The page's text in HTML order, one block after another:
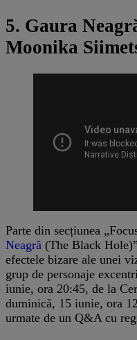
5. Gaura
Moonika
Parte din secțiunea
Neagră (The Black
efectele bizare ale unei
grup de personaje
iunie, ora 20:45, de la
duminică, 15 iunie, ora
urmate de un Q&A cu